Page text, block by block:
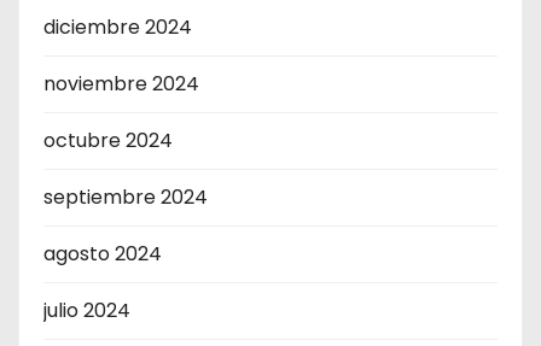
diciembre 2024
noviembre 2024
octubre 2024
septiembre 2024
agosto 2024
julio 2024